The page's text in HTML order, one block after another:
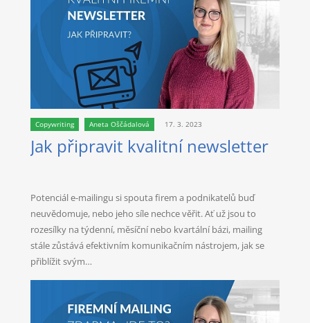
Copywriting Aneta Oščádalová 17. 3. 2023
Jak připravit kvalitní newsletter
Potenciál e-mailingu si spouta firem a podnikatelů buď
neuvědomuje, nebo jeho síle nechce věřit. Ať už jsou to
rozesílky na týdenní, měsíční nebo kvartální bázi, mailing
stále zůstává efektivním komunikačním nástrojem, jak se
přiblížit svým…